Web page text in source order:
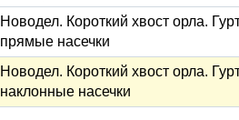
Новодел. Короткий хвост орла.
прямые насечки
Новодел. Короткий хвост орла.
наклонные насечки